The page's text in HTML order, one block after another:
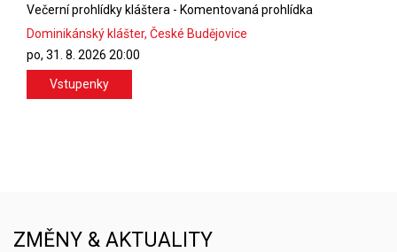
Večerní prohlídky kláštera - Komentovaná prohlídka
Dominikánský klášter, České Budějovice
po, 31. 8. 2026 20:00
Vstupenky
ZMĚNY & AKTUALITY